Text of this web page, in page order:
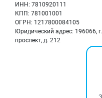
ИНН: 7810920111
КПП: 781001001
ОГРН: 1217800084105
Юридический адрес: 196066,
проспект, д. 212